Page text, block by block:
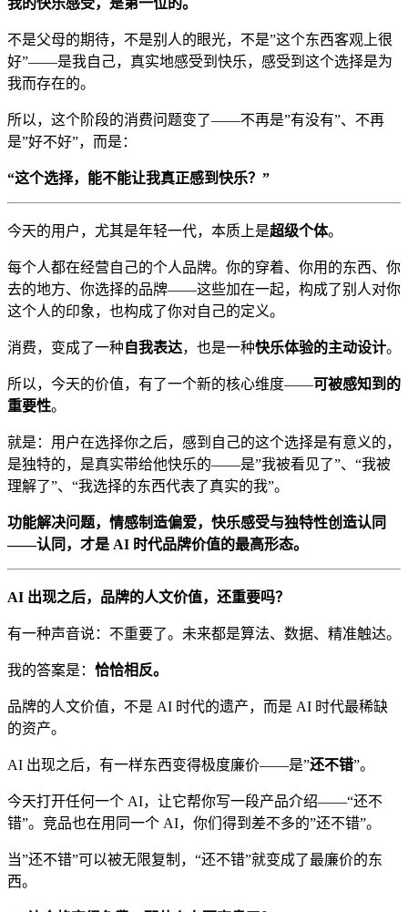
我的快乐感受，是第一位的。
不是父母的期待，不是别人的眼光，不是”这个东西客观上很
好”——是我自己，真实地感受到快乐，感受到这个选择是为
我而存在的。
所以，这个阶段的消费问题变了——不再是”有没有”、不再
是”好不好”，而是：
“这个选择，能不能让我真正感到快乐？”
今天的用户，尤其是年轻一代，本质上是超级个体。
每个人都在经营自己的个人品牌。你的穿着、你用的东西、你
去的地方、你选择的品牌——这些加在一起，构成了别人对你
这个人的印象，也构成了你对自己的定义。
消费，变成了一种 自我表达，也是一种快乐体验的主动设计。
所以，今天的价值，有了一个新的核心维度——可被感知到的
重要性。
就是：用户在选择你之后，感到自己的这个选择是有意义的，
是独特的，是真实带给他快乐的——是”我被看见了”、“我被
理解了”、“我选择的东西代表了真实的我”。
功能解决问题，情感制造偏爱，快乐感受与独特性创造认同
——认同，才是 AI 时代品牌价值的最高形态。
AI 出现之后，品牌的人文价值，还重要吗？
有一种声音说：不重要了。未来都是算法、数据、精准触达。
我的答案是： 恰恰相反。
品牌的人文价值，不是 AI 时代的遗产，而是 AI 时代最稀缺
的资产。
AI 出现之后，有一样东西变得极度廉价——是”还不错”。
今天打开任何一个 AI，让它帮你写一段产品介绍——“还不
错”。竞品也在用同一个 AI，你们得到差不多的”还不错”。
当”还不错”可以被无限复制，“还不错”就变成了最廉价的东
西。